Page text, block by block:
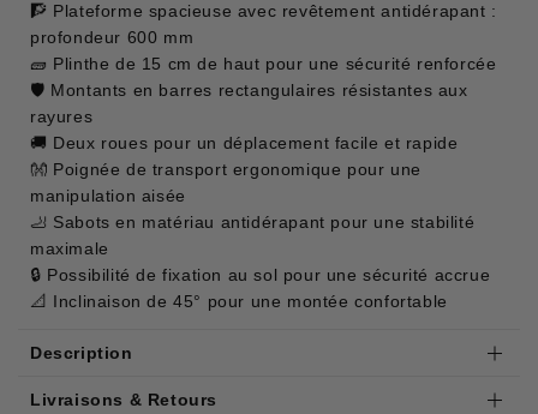
🧗 Plateforme spacieuse avec revêtement antidérapant :
profondeur 600 mm
🧱 Plinthe de 15 cm de haut pour une sécurité renforcée
🛡️ Montants en barres rectangulaires résistantes aux
rayures
🚚 Deux roues pour un déplacement facile et rapide
👐 Poignée de transport ergonomique pour une
manipulation aisée
🦶 Sabots en matériau antidérapant pour une stabilité
maximale
🔒 Possibilité de fixation au sol pour une sécurité accrue
📐 Inclinaison de 45° pour une montée confortable
Description
Livraisons & Retours